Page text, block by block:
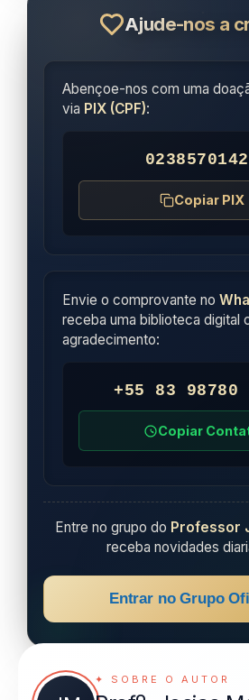
Ajude-nos a
Abençoe-nos com uma
via PIX (CPF):
Copiar PIX
Envie o comprovante no
receba uma biblioteca digital
agradecimento:
+55 83 98780
Copiar
Entre no grupo do Professor
receba novidades
Entrar no Grupo
✦ SOBRE O AUTOR